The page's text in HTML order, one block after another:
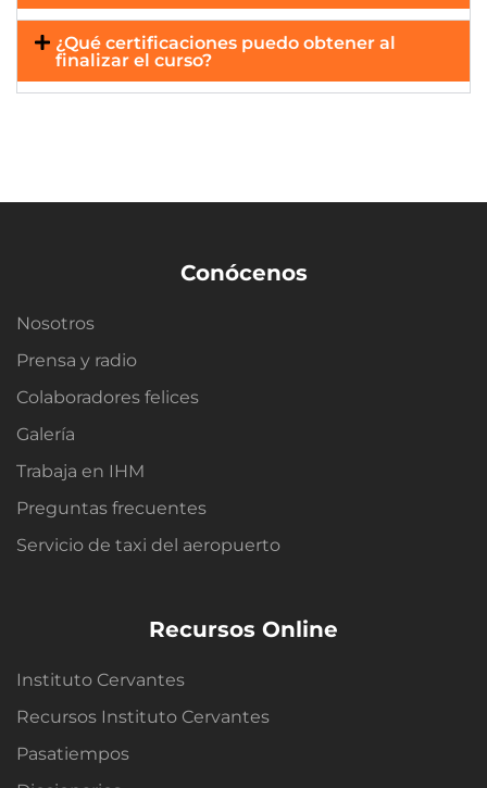
¿Qué certificaciones puedo obtener al
finalizar el curso?
Conócenos
Nosotros
Prensa y radio
Colaboradores felices
Galería
Trabaja en IHM
Preguntas frecuentes
Servicio de taxi del aeropuerto
Recursos Online
Instituto Cervantes
Recursos Instituto Cervantes
Pasatiempos